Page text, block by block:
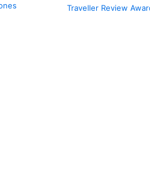
Traveller Review